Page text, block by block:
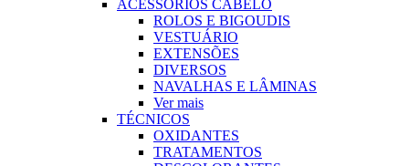
ACESSORIOS CABELO
ROLOS E BIGOUDIS
VESTUÁRIO
EXTENSÕES
DIVERSOS
NAVALHAS E LÂMINAS
Ver mais
TÉCNICOS
OXIDANTES
TRATAMENTOS